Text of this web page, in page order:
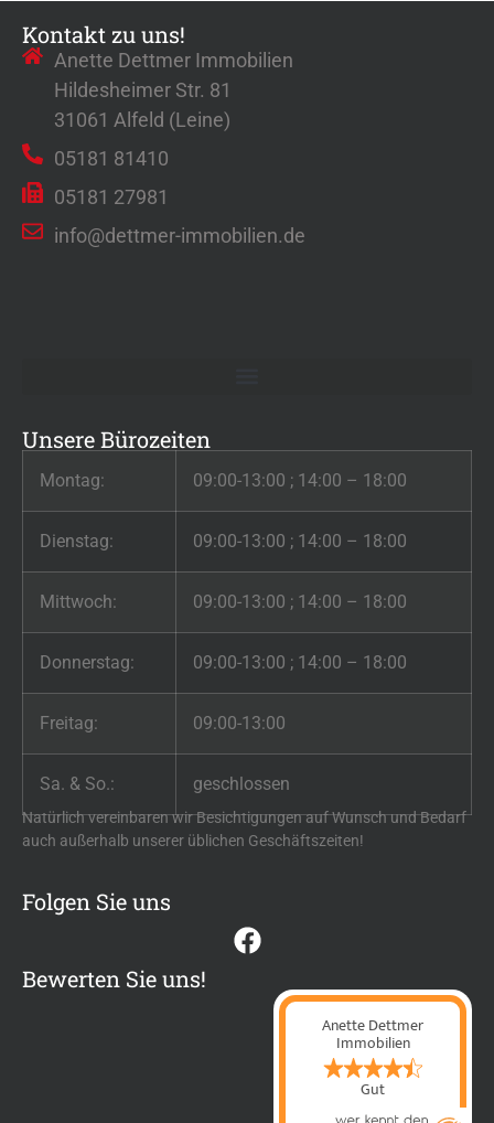
Kontakt zu uns!
Anette Dettmer Immobilien
Hildesheimer Str. 81
31061 Alfeld (Leine)
05181 81410
05181 27981
info@dettmer-immobilien.de
Unsere Bürozeiten
Montag: 09:00-13:00 ; 14:00 – 18:00
Dienstag: 09:00-13:00 ; 14:00 – 18:00
Mittwoch: 09:00-13:00 ; 14:00 – 18:00
Donnerstag: 09:00-13:00 ; 14:00 – 18:00
Freitag: 09:00-13:00
Sa. & So.: geschlossen
Natürlich vereinbaren wir Besichtigungen auf Wunsch und Bedarf
auch außerhalb unserer üblichen Geschäftszeiten!
Folgen Sie uns
Bewerten Sie uns!
Anette Dettmer
Immobilien
Gut